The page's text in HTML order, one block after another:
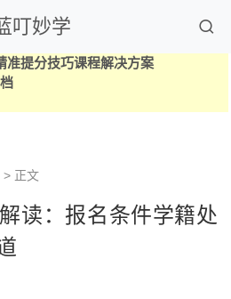
叮妙学
准提分技巧课程解决方案
> 正文
读：报名条件学籍处